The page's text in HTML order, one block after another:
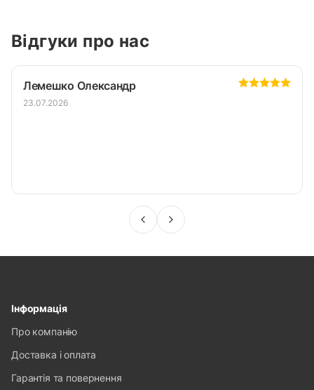
Відгуки про нас
Лемешко Олександр
23.07.2026
Інформація
Про компанію
Доставка і оплата
Гарантія та повернення